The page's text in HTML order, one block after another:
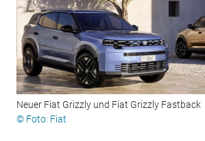
Neuer Fiat Grizzly und Fiat Grizzly Fastback
© Foto: Fiat